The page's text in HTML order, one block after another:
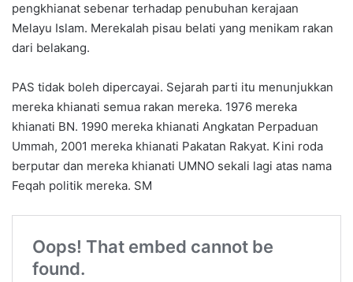
pengkhianat sebenar terhadap penubuhan kerajaan
Melayu Islam. Merekalah pisau belati yang menikam rakan
dari belakang.
PAS tidak boleh dipercayai. Sejarah parti itu menunjukkan
mereka khianati semua rakan mereka. 1976 mereka
khianati BN. 1990 mereka khianati Angkatan Perpaduan
Ummah, 2001 mereka khianati Pakatan Rakyat. Kini roda
berputar dan mereka khianati UMNO sekali lagi atas nama
Feqah politik mereka. SM